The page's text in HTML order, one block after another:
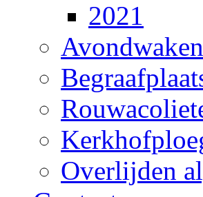
2021
Avondwaken
Overlijden